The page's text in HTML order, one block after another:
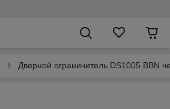
Дверной ограничитель DS1005 BBN